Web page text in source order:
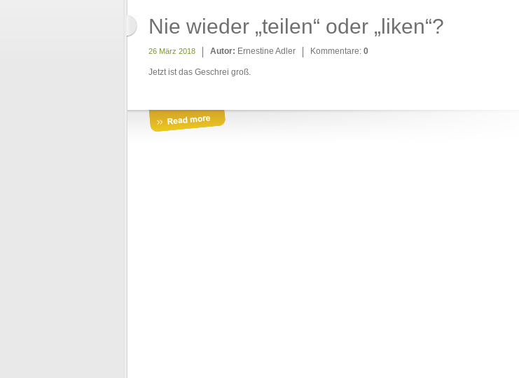
Nie wieder „teilen“ oder „liken“?
26 März 2018 Autor: Ernestine Adler Kommentare: 0
Jetzt ist das Geschrei groß.